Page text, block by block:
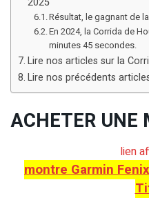
Résultat, le gagnant de
En 2024, la Corrida de
minutes 45 secondes.
Lire nos articles sur la
Lire nos précédents
ACHETER UNE
lien
montre Garmin